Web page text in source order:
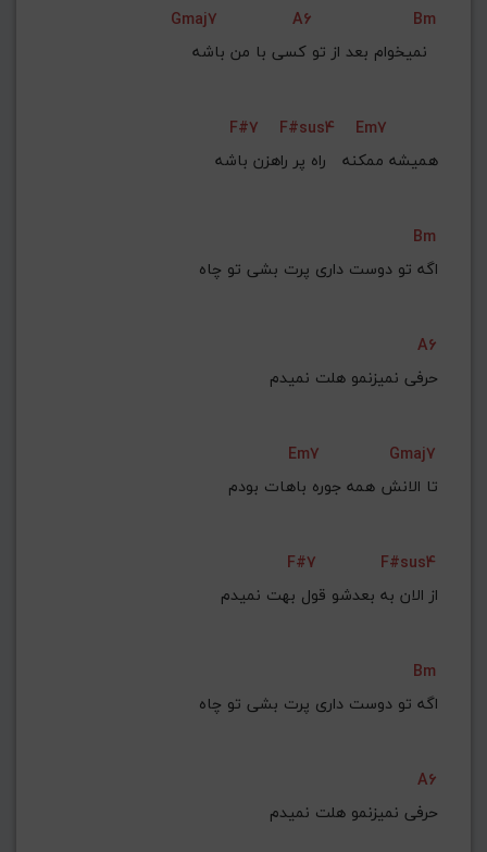
Gmaj7 A6
Bm
F#7 F#sus4
Em7
    ﻫﻤﻴﺸﻪ ﻣﻤﻜﻨﻪ   راه ﭘﺮ راﻫﺰن ﺑﺎﺷﻪ
Bm
    اﮔﻪ ﺗﻮ دوﺳﺖ داری ﭘﺮت ﺑﺸﻰ ﺗﻮ ﭼﺎه
A6
ﺣﺮﻓﻰ ﻧﻤﻴﺰﻧﻤﻮ ﻫﻠﺖ ﻧﻤﻴﺪم
Em7
Gmaj7
    ﺗﺎ اﻟﺎﻧﺶ ﻫﻤﻪ ﺟﻮره ﺑﺎﻫﺎت ﺑﻮدم
F#7
F#sus4
از اﻟﺎن ﺑﻪ ﺑﻌﺪﺷﻮ ﻗﻮل ﺑﻬﺖ ﻧﻤﻴﺪم
Bm
    اﮔﻪ ﺗﻮ دوﺳﺖ داری ﭘﺮت ﺑﺸﻰ ﺗﻮ ﭼﺎه
A6
ﺣﺮﻓﻰ ﻧﻤﻴﺰﻧﻤﻮ ﻫﻠﺖ ﻧﻤﻴﺪم